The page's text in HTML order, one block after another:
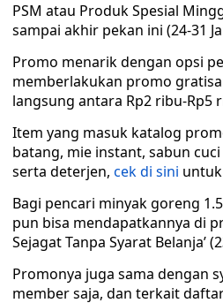
PSM atau Produk Spesial
sampai akhir pekan ini (24-31
Promo menarik dengan opsi
memberlakukan promo
langsung antara Rp2 ribu-Rp5
Item yang masuk katalog
batang, mie instant, sabun
serta deterjen, cek di sini
Bagi pencari minyak goreng
pun bisa mendapatkannya di
Sejagat Tanpa Syarat Belanja’
Promonya juga sama dengan
member saja, dan terkait